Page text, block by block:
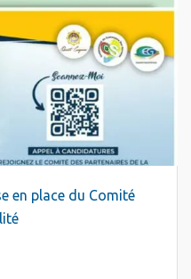
en place du Comité